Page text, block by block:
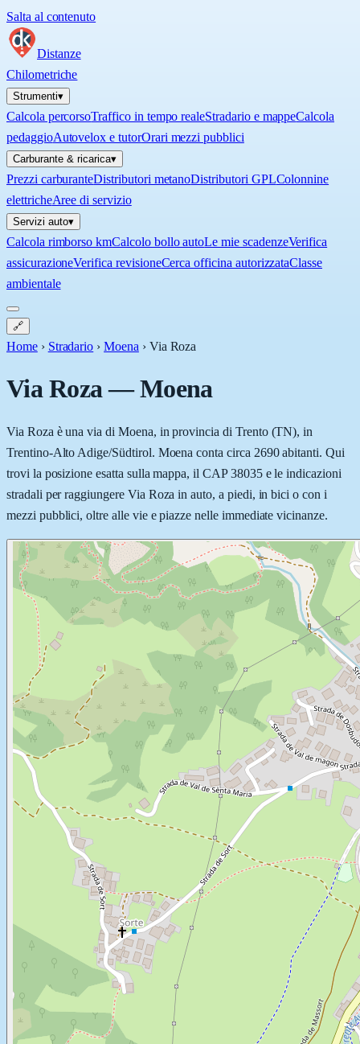
Salta al contenuto
Distanze
Chilometriche
Strumenti▾
Calcola percorsoTraffico in tempo realeStradario e mappeCalcola
pedaggioAutovelox e tutorOrari mezzi pubblici
Carburante & ricarica▾
Prezzi carburanteDistributori metanoDistributori GPLColonnine
elettricheAree di servizio
Servizi auto▾
Calcola rimborso kmCalcolo bollo autoLe mie scadenzeVerifica
assicurazioneVerifica revisioneCerca officina autorizzataClasse
ambientale
🔗
Home › Stradario › Moena › Via Roza
Via Roza—Moena
Via Roza è una via di Moena, in provincia di Trento (TN), in
Trentino-Alto Adige/Südtirol. Moena conta circa 2690 abitanti. Qui
trovi la posizione esatta sulla mappa, il CAP 38035 e le indicazioni
stradali per raggiungere Via Roza in auto, a piedi, in bici o con i
mezzi pubblici, oltre alle vie e piazze nelle immediate vicinanze.